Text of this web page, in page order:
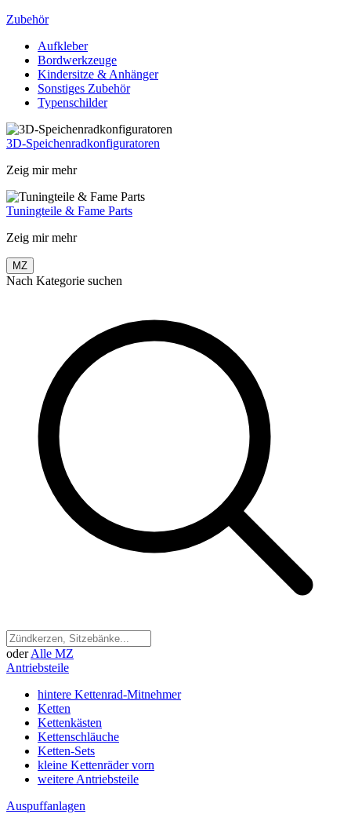
Zubehör
Aufkleber
Bordwerkzeuge
Kindersitze & Anhänger
Sonstiges Zubehör
Typenschilder
3D-Speichenradkonfiguratoren
Zeig mir mehr
Tuningteile & Fame Parts
Zeig mir mehr
MZ
Nach Kategorie suchen
oder Alle MZ
Antriebsteile
hintere Kettenrad-Mitnehmer
Ketten
Kettenkästen
Kettenschläuche
Ketten-Sets
kleine Kettenräder vorn
weitere Antriebsteile
Auspuffanlagen